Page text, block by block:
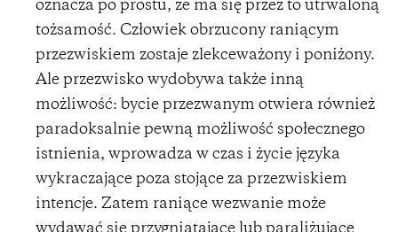
oznacza po prostu, że ma się przez to utrwaloną
tożsamość. Człowiek obrzucony raniącym
przezwiskiem zostaje zlekceważony i poniżony.
Ale przezwisko wydobywa także inną
możliwość: bycie przezwanym otwiera również
paradoksalnie pewną możliwość społecznego
istnienia, wprowadza w czas i życie języka
wykraczające poza stojące za przezwiskiem
intencje. Zatem raniące wezwanie może
wydawać się przygniatające lub paraliżujące